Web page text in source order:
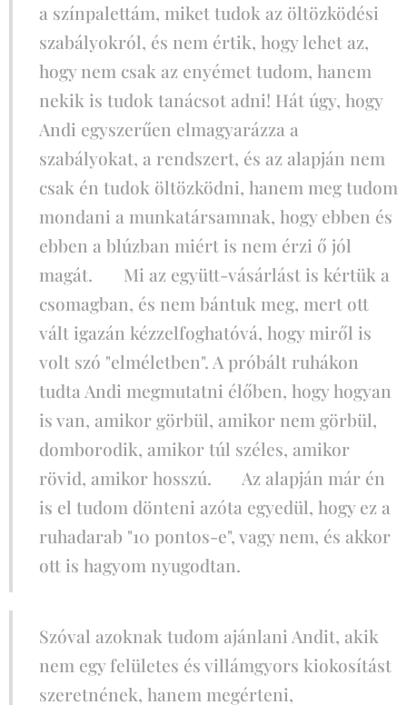
a színpalettám, miket tudok az öltözködési
szabályokról, és nem értik, hogy lehet az,
hogy nem csak az enyémet tudom, hanem
nekik is tudok tanácsot adni! Hát úgy, hogy
Andi egyszerűen elmagyarázza a
szabályokat, a rendszert, és az alapján nem
csak én tudok öltözködni, hanem meg tudom
mondani a munkatársamnak, hogy ebben és
ebben a blúzban miért is nem érzi ő jól
magát. 🙂 Mi az együtt-vásárlást is kértük a
csomagban, és nem bántuk meg, mert ott
vált igazán kézzelfoghatóvá, hogy miről is
volt szó "elméletben". A próbált ruhákon
tudta Andi megmutatni élőben, hogy hogyan
is van, amikor görbül, amikor nem görbül,
domborodik, amikor túl széles, amikor
rövid, amikor hosszú. 🙂 Az alapján már én
is el tudom dönteni azóta egyedül, hogy ez a
ruhadarab "10 pontos-e", vagy nem, és akkor
ott is hagyom nyugodtan.
Szóval azoknak tudom ajánlani Andit, akik
nem egy felületes és villámgyors kiokosítást
szeretnének, hanem megérteni,